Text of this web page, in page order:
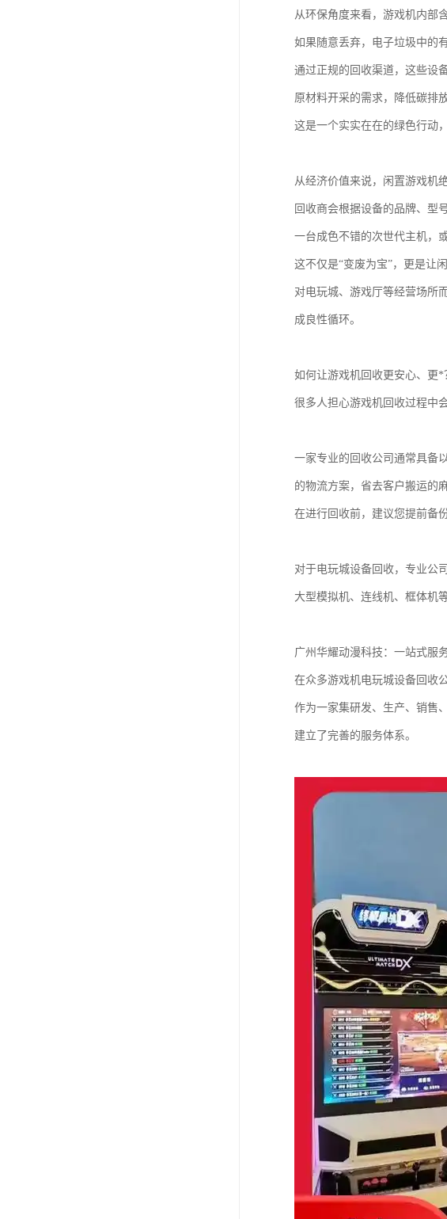
从环保角度来看，游戏机内部
如果随意丢弃，电子垃圾中的
通过正规的回收渠道，这些设
原材料开采的需求，降低碳排放
这是一个实实在在的绿色行动
从经济价值来说，闲置游戏机绝
回收商会根据设备的品牌、型
一台成色不错的次世代主机，
这不仅是“变废为宝”，更是让
对电玩城、游戏厅等经营场所
成良性循环。
如何让游戏机回收更安心、更*
很多人担心游戏机回收过程中
一家专业的回收公司通常具备
的物流方案，省去客户搬运的
在进行回收前，建议您提前备
对于电玩城设备回收，专业公
大型模拟机、连线机、框体机
广州华耀动漫科技：一站式服
在众多游戏机电玩城设备回收
作为一家集研发、生产、销售
建立了完善的服务体系。